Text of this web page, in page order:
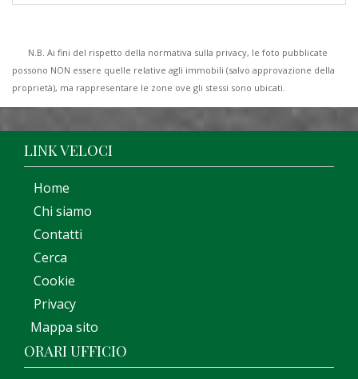
N.B. Ai fini del rispetto della normativa sulla privacy, le foto pubblicate
possono NON essere quelle relative agli immobili (salvo approvazione della
proprietà), ma rappresentare le zone ove gli stessi sono ubicati.
LINK VELOCI
Home
Chi siamo
Contatti
Cerca
Cookie
Privacy
Mappa sito
ORARI UFFICIO